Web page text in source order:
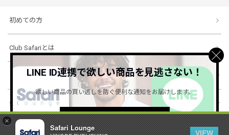
×
Safari Lounge
VIEW
初めての方
Club Safariとは
ショッピングガイド
会社概要・規約
LINE ID連携で欲しい商品を見逃さない！
欲しい商品の買い逃しを防ぐ便利な通知をお届けします。
詳しくはこちら ＞